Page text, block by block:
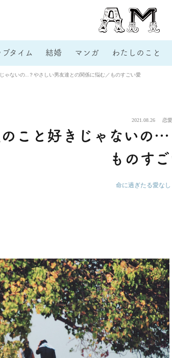
ブタイム 結婚 マンガ わたしのこと
ゃないの…？やさしい男友達との関係に悩む／ものすごい愛
2021.08.26 恋愛
のこと好きじゃないの
ものす
命に過ぎたる愛なし